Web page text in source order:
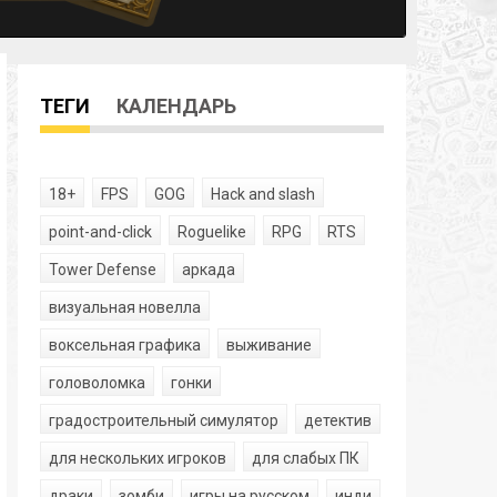
ТЕГИ КАЛЕНДАРЬ
18+ FPS GOG Hack and slash
point-and-click Roguelike RPG RTS
Tower Defense аркада
визуальная новелла
воксельная графика выживание
головоломка гонки
градостроительный симулятор детектив
для нескольких игроков для слабых ПК